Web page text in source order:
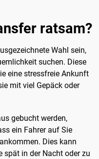
ratsam?
Wahl sein,
suchen. Diese
eine stressfreie Ankunft
mit viel Gepäck oder
gebucht werden,
ein Fahrer auf Sie
Dies kann
spät in der Nacht oder zu